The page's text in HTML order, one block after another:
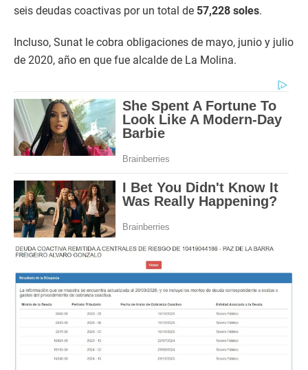
seis deudas coactivas por un total de 57,228 soles.
Incluso, Sunat le cobra obligaciones de mayo, junio y julio
de 2020, año en que fue alcalde de La Molina.